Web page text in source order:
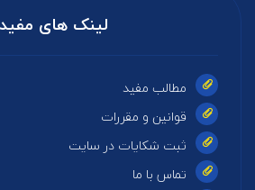
لینک های مفید
مطالب مفید
قوانین و مقررات
ثبت شکایات در سایت
تماس با ما